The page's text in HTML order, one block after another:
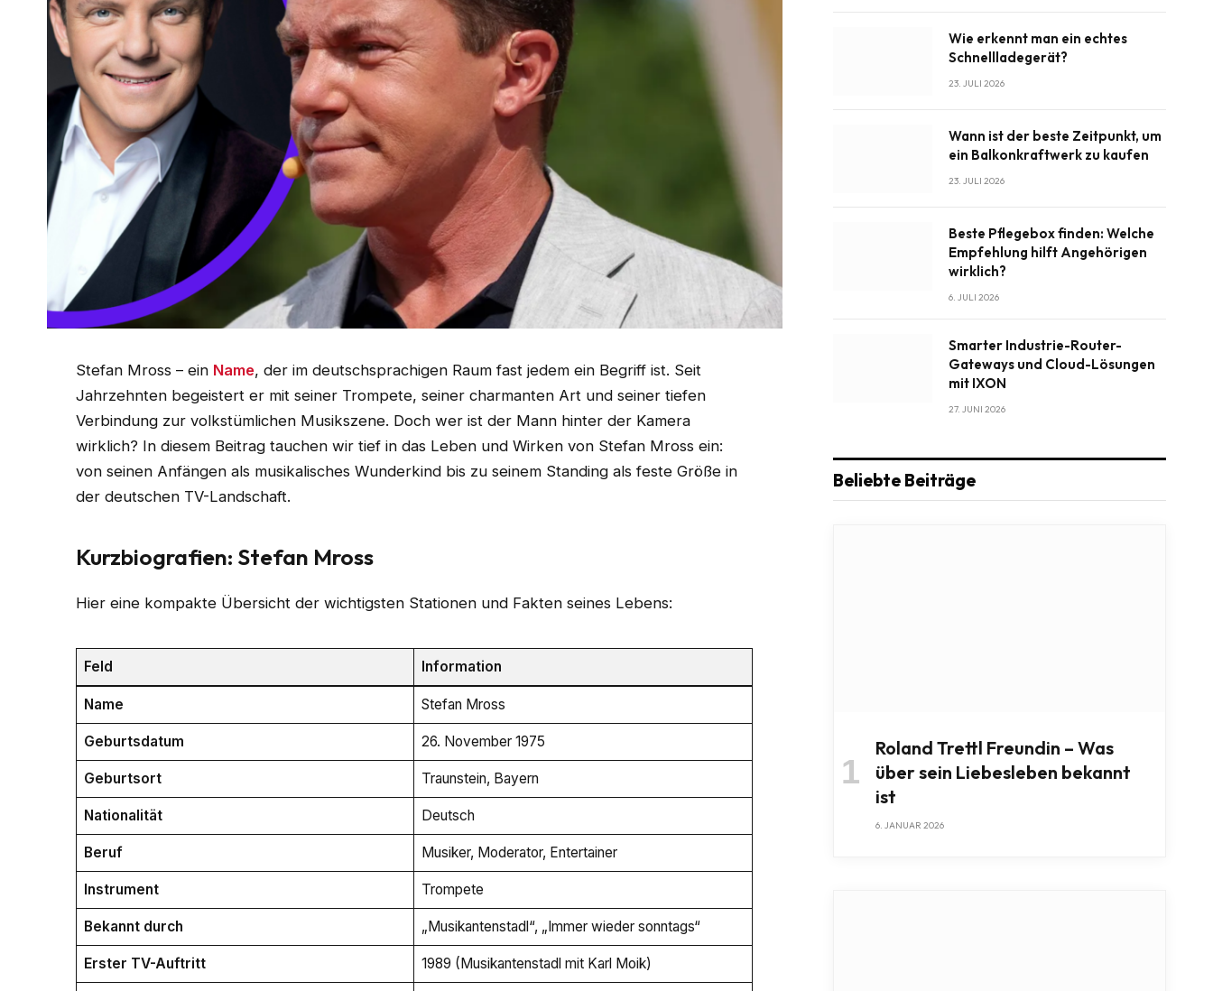
Stefan Mross – ein Name, der im deutschsprachigen Raum fast jedem ein Begriff ist. Seit
Jahrzehnten begeistert er mit seiner Trompete, seiner charmanten Art und seiner tiefen
Verbindung zur volkstümlichen Musikszene. Doch wer ist der Mann hinter der Kamera
wirklich? In diesem Beitrag tauchen wir tief in das Leben und Wirken von Stefan Mross ein:
von seinen Anfängen als musikalisches Wunderkind bis zu seinem Standing als feste Größe in
der deutschen TV-Landschaft.
Kurzbiografien: Stefan Mross
Hier eine kompakte Übersicht der wichtigsten Stationen und Fakten seines Lebens:
Feld Information
Name Stefan Mross
Geburtsdatum 26. November 1975
Geburtsort Traunstein, Bayern
Nationalität Deutsch
Beruf Musiker, Moderator, Entertainer
Instrument Trompete
Bekannt durch „Musikantenstadl“, „Immer wieder sonntags“
Erster TV-Auftritt 1989 (Musikantenstadl mit Karl Moik)
Wie erkennt man ein echtes
Schnellladegerät?
23. JULI 2026
Wann ist der beste Zeitpunkt, um
ein Balkonkraftwerk zu kaufen
23. JULI 2026
Beste Pflegebox finden: Welche
Empfehlung hilft Angehörigen
wirklich?
6. JULI 2026
Smarter Industrie-Router-
Gateways und Cloud-Lösungen
mit IXON
27. JUNI 2026
Beliebte Beiträge
Roland Trettl Freundin – Was
über sein Liebesleben bekannt
ist
6. JANUAR 2026